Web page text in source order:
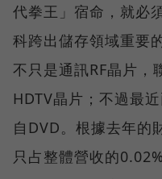
代拳王」宿命，就必
科跨出儲存領域重要
不只是通訊RF晶片，
HDTV晶片；不過最
自DVD。根據去年的
只占整體營收的